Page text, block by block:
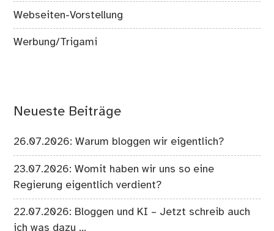
Webseiten-Vorstellung
Werbung/Trigami
Neueste Beiträge
26.07.2026: Warum bloggen wir eigentlich?
23.07.2026: Womit haben wir uns so eine
Regierung eigentlich verdient?
22.07.2026: Bloggen und KI – Jetzt schreib auch
ich was dazu …